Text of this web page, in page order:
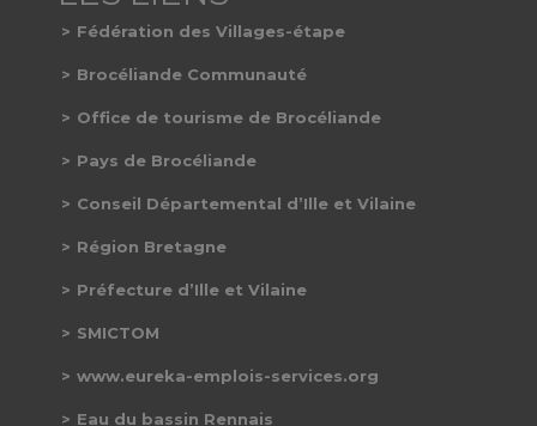
Fédération des Villages-étape
Brocéliande Communauté
Office de tourisme de Brocéliande
Pays de Brocéliande
Conseil Départemental d’Ille et Vilaine
Région Bretagne
Préfecture d’Ille et Vilaine
SMICTOM
www.eureka-emplois-services.org
Eau du bassin Rennais